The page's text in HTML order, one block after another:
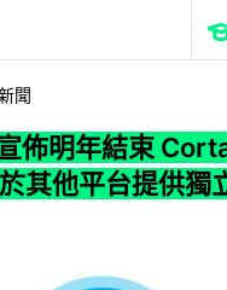
聞
佈明年結束
其他平台提供獨